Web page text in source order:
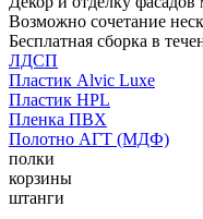
Возможно сочетание
Бесплатная сборка в
ЛДСП
Пластик Alvic Luxe
Пластик HPL
Пленка ПВХ
Полотно АГТ (МДФ)
полки
корзины
штанги